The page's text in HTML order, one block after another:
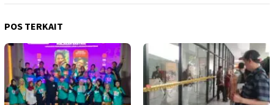
POS TERKAIT